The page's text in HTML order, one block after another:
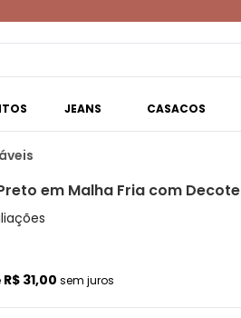
JEANS CASACOS
em Malha Fria com
R$ 31,00 sem juros